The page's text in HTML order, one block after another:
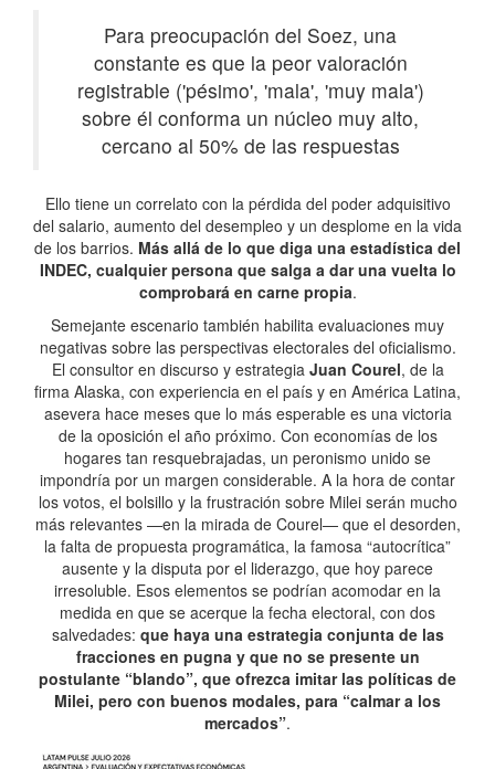
Para preocupación del Soez, una
constante es que la peor valoración
registrable ('pésimo', 'mala', 'muy mala')
sobre él conforma un núcleo muy alto,
cercano al 50% de las respuestas
Ello tiene un correlato con la pérdida del poder adquisitivo
del salario, aumento del desempleo y un desplome en la vida
de los barrios. Más allá de lo que diga una estadística del
INDEC, cualquier persona que salga a dar una vuelta lo
comprobará en carne propia.
Semejante escenario también habilita evaluaciones muy
negativas sobre las perspectivas electorales del oficialismo.
El consultor en discurso y estrategia Juan Courel, de la
firma Alaska, con experiencia en el país y en América Latina,
asevera hace meses que lo más esperable es una victoria
de la oposición el año próximo. Con economías de los
hogares tan resquebrajadas, un peronismo unido se
impondría por un margen considerable. A la hora de contar
los votos, el bolsillo y la frustración sobre Milei serán mucho
más relevantes —en la mirada de Courel— que el desorden,
la falta de propuesta programática, la famosa “autocrítica”
ausente y la disputa por el liderazgo, que hoy parece
irresoluble. Esos elementos se podrían acomodar en la
medida en que se acerque la fecha electoral, con dos
salvedades: que haya una estrategia conjunta de las
fracciones en pugna y que no se presente un
postulante “blando”, que ofrezca imitar las políticas de
Milei, pero con buenos modales, para “calmar a los
mercados”.